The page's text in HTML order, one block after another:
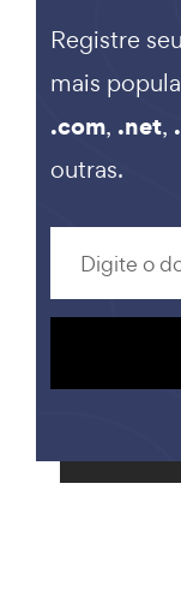
Registre
mais
.com, .net,
outras.